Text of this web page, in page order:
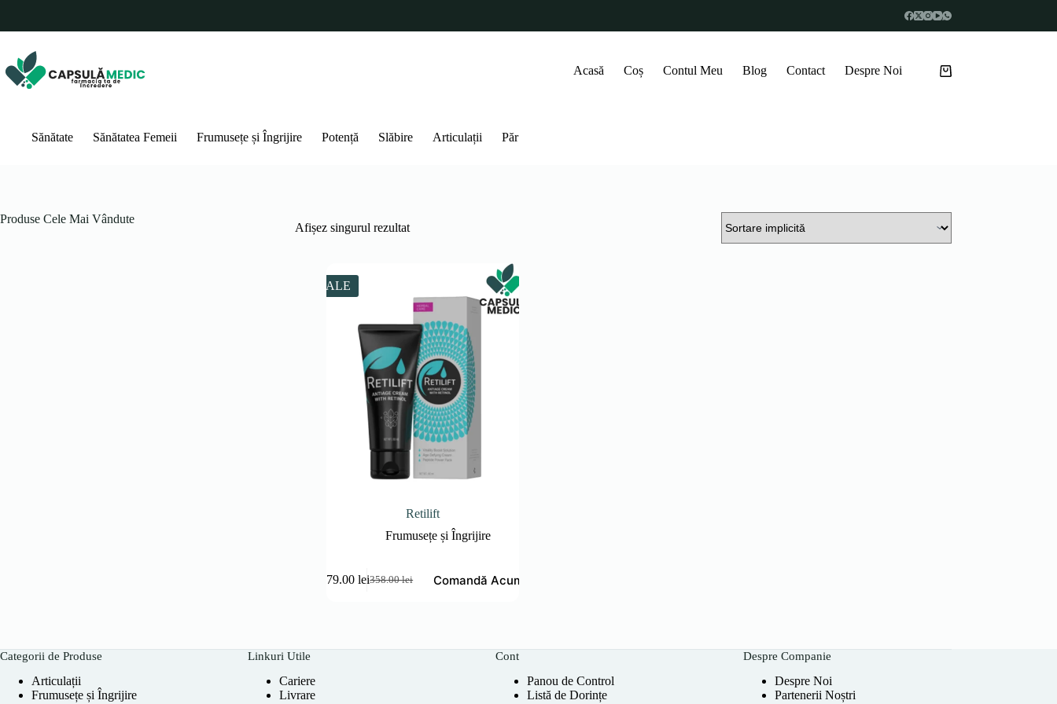
conținut
Acasă Coș Contul Meu Blog Contact Despre Noi
Coș
Sănătate Sănătatea Femeii Frumusețe și Îngrijire Potență Slăbire Articulații Păr
Afișez singurul rezultat
SALE
Retilift
Frumusețe și Îngrijire
358.00lei
Prețul
179.00leiPrețul
Comandă Acum
Produse Cele Mai Vândute
Categorii de Produse
Articulații
Frumusețe și Îngrijire
Linkuri Utile
Cariere
Livrare
Cont
Panou de Control
Listă de Dorințe
Despre Companie
Despre Noi
Partenerii Noștri